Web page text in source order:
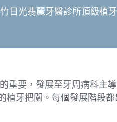
日光翡麗牙醫診所頂級植
重要，發展至牙周病科主
牙把關。每個發展階段